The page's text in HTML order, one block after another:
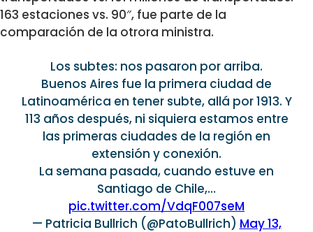
163 estaciones vs. 90″, fue parte de la
comparación de la otrora ministra.
Los subtes: nos pasaron por arriba.
Buenos Aires fue la primera ciudad de
Latinoamérica en tener subte, allá por 1913. Y
113 años después, ni siquiera estamos entre
las primeras ciudades de la región en
extensión y conexión.
La semana pasada, cuando estuve en
Santiago de Chile,…
pic.twitter.com/VdqF007seM
— Patricia Bullrich (@PatoBullrich) May 13,